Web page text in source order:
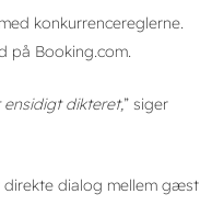
konkurrencereglerne.
på Booking.com.
ensidigt dikteret,” siger
dialog mellem gæst